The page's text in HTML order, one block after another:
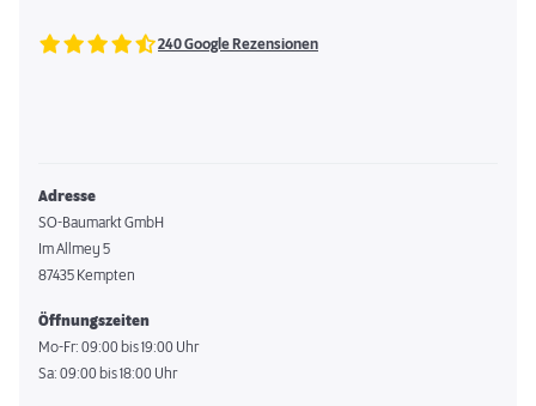
240 Google Rezensionen
Adresse
SO-Baumarkt GmbH
Im Allmey 5
87435 Kempten
Öffnungszeiten
Mo-Fr: 09:00 bis 19:00 Uhr
Sa: 09:00 bis 18:00 Uhr